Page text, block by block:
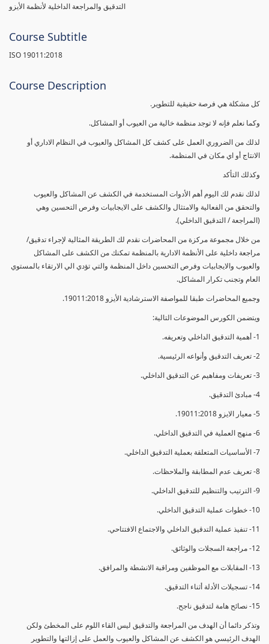
التدقيق والمراجعة الداخلية لأنظمة الأيزو
Course Subtitle
ISO 19011:2018
Course Description
كل مشكلة هي فرصة حقيقية للتطوير.
وكما نعلم فإنه لا توجد منظمة خالية من العيوب أو المشاكل.
لذلك من الضروري العمل على كشف كل المشاكل والعيوب في النظام الاداري أو
الانتاج أو اي مكان في المنظمة.
وكذلك التأكد
لذلك نقدم لك اليوم أهم الأدوات المستخدمة في الكشف عن المشاكل والعيوب
والتحقق من الفعالية والامتثال والكشف على الايجابيات وفرص التحسين وهي
(المراجعة / التدقيق الداخلي).
من خلال مجموعة مركزة من المحاضرات نقدم لك الطريقة المثالية لإجراء تدقيق/
مراجعة داخلية على الأنظمة الادارية بالمنظمة تمكنك من الكشف على المشاكل
والعيوب والايجابيات وفرص التحسين داخل المنظمة والتي تؤدي الي الارتقاء بالمستوي
العام وتجنب تكرار المشاكل.
وجميع المحاضرات طبقا للمواصفة الاسترشادية الأيزو 19011:2018.
ويتضمن الكورس الموضوعات التالية:
1- أهمية التدقيق الداخلي وتعريفه.
2- تعريف التدقيق وأنواعه الرئيسية.
3- تعريفات ومفاهيم عن التدقيق الداخلي.
4- مبادئ التدقيق.
5- معيار الايزو 19011:2018.
6- منهج العملية في التدقيق الداخلي.
7- الأساسيات المتعلقة بعملية التدقيق الداخلي.
8- تعريف عدم المطابقة والملاحظات.
9- الترتيب والتنظيم للتدقيق الداخلي.
10- خطوات عملية التدقيق الداخلي.
11- تنفيذ عملية التدقيق الداخلي والاجتماع الافتتاحي.
12- مراجعة السجلات والوثائق.
13- المقابلات مع الموظفين ومراقبة الانشطة والمرافق.
14- تسجيلات الأدلة أثناء التدقيق.
15- نصائح هامة لتدقيق ناجح.
وتذكر دائما أن الهدف من المراجعة والتدقيق ليس القاء اللوم على المخطئ ولكن
الهدف الرئيسي هو الكشف عن المشاكل والعيوب والعمل على إزالتها والتطوير